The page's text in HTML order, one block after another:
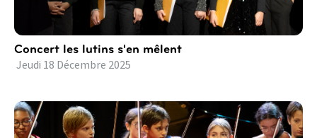
Concert les lutins s'en mêlent
Jeudi 18 Décembre 2025